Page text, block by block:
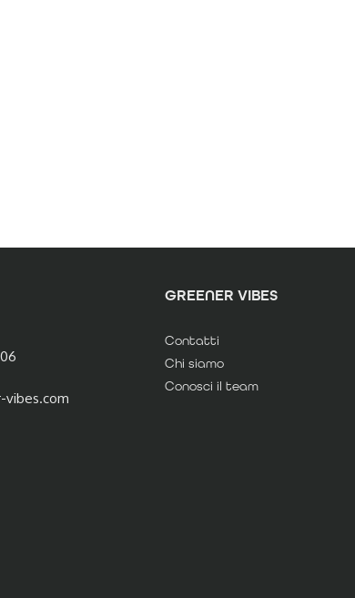
vibes.com
GREENER VIBES
Contatti
Chi siamo
Conosci il team